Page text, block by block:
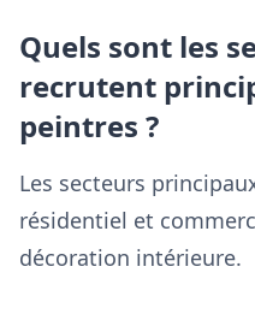
Quels sont les
recrutent
peintres ?
Les secteurs
résidentiel et
décoration intérieure.